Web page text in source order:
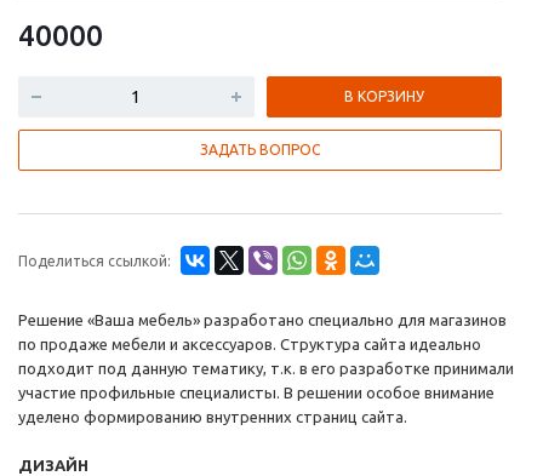
40000
В КОРЗИНУ
ЗАДАТЬ ВОПРОС
Поделиться ссылкой:
Решение «Ваша мебель» разработано специально для магазинов
по продаже мебели и аксессуаров. Структура сайта идеально
подходит под данную тематику, т.к. в его разработке принимали
участие профильные специалисты. В решении особое внимание
уделено формированию внутренних страниц сайта.
ДИЗАЙН